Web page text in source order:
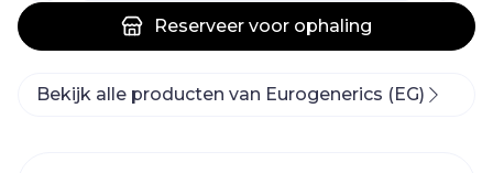
Reserveer voor ophaling
Bekijk alle producten van Eurogenerics (EG)